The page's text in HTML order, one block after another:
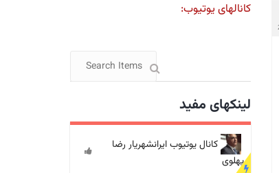
کانالهای یوتیوب:
لینکهای مفید
کانال یوتیوب ایرانشهریار رضا
پهلوی